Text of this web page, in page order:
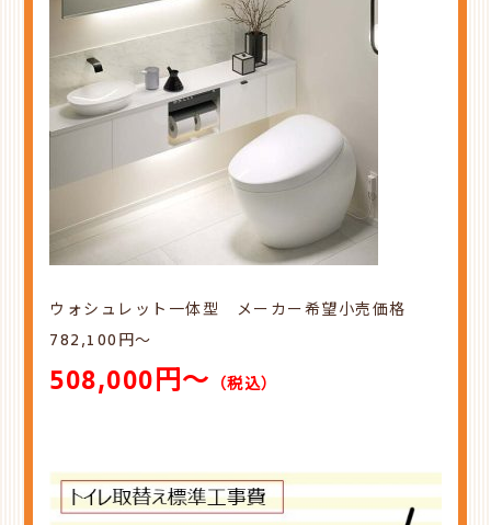
ウォシュレット一体型 メーカー希望小売価格
782,100円～
508,000円～ （税込）